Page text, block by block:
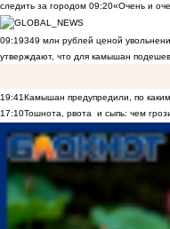
следить за городом 09:20«Очень и
09:19349 млн рублей ценой
утверждают, что для камышан
19:41Камышан предупредили, по
17:10Тошнота, рвота и сыпь: чем